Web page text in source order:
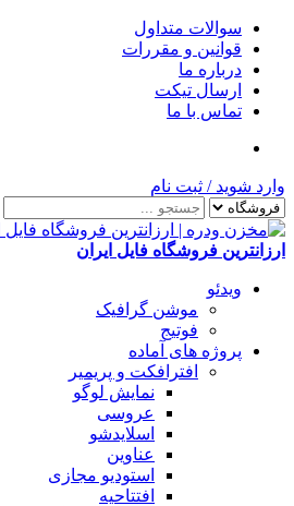
سوالات متداول
قوانین و مقررات
درباره ما
ارسال تیکت
تماس با ما
وارد شوید / ثبت نام
ارزانترین فروشگاه فایل ایران
ویدئو
موشن گرافیک
فوتیج
پروژه های آماده
افترافکت و پریمیر
نمایش لوگو
عروسی
اسلایدشو
عناوین
استودیو مجازی
افتتاحیه